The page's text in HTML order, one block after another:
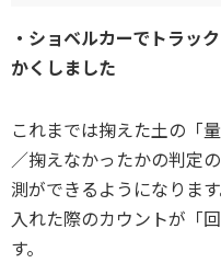
・ショベルカーでトラッ
かくしました
これまでは掬えた土の「
／掬えなかったかの判定
測ができるようになりま
入れた際のカウントが「
す。